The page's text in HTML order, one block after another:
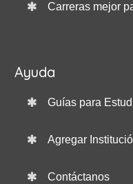
Carreras mejor
Ayuda
Guías para
Agregar
Contáctanos